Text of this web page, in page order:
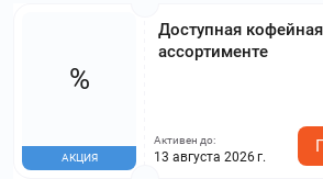
Доступная
ассортименте
%
АКЦИЯ
Активен до:
13 августа 2026 г.